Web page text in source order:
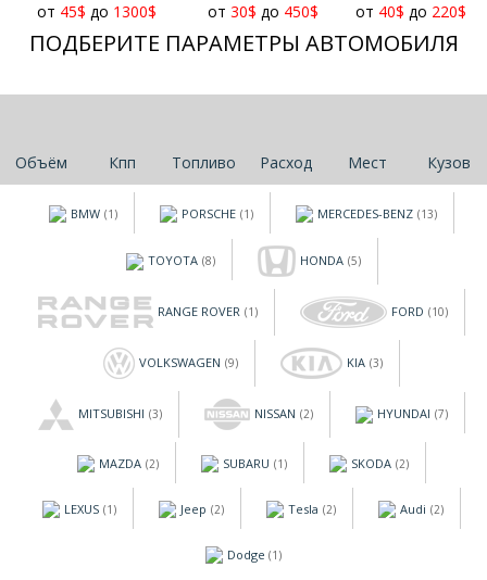
от 45$ до 1300$
от30$ до 450$
от 40$ до 220$
ПОДБЕРИТЕ ПАРАМЕТРЫ АВТОМОБИЛЯ
Объём Кпп Топливо Расход Мест Кузов
BMW (1) PORSCHE (1) MERCEDES-BENZ (13)
TOYOTA (8) HONDA (5)
RANGE ROVER (1) FORD (10)
VOLKSWAGEN (9) KIA (3)
MITSUBISHI (3) NISSAN (2) HYUNDAI (7)
MAZDA (2) SUBARU (1) SKODA (2)
LEXUS (1) Jeep (2) Tesla (2) Audi (2)
Dodge (1)